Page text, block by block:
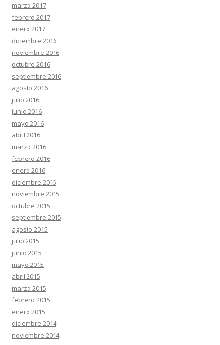
marzo 2017
febrero 2017
enero 2017
diciembre 2016
noviembre 2016
octubre 2016
septiembre 2016
agosto 2016
julio 2016
junio 2016
mayo 2016
abril 2016
marzo 2016
febrero 2016
enero 2016
diciembre 2015
noviembre 2015
octubre 2015
septiembre 2015
agosto 2015
julio 2015
junio 2015
mayo 2015
abril 2015
marzo 2015
febrero 2015
enero 2015
diciembre 2014
noviembre 2014